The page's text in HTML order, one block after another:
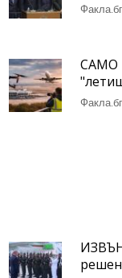
Факла.бг
САМО
Факла.бг